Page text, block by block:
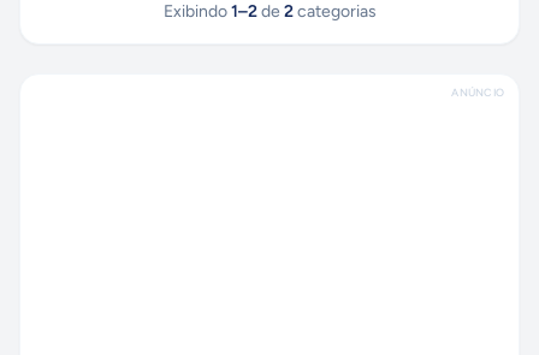
Exibindo 1–2 de 2 categorias
ANÚNCIO